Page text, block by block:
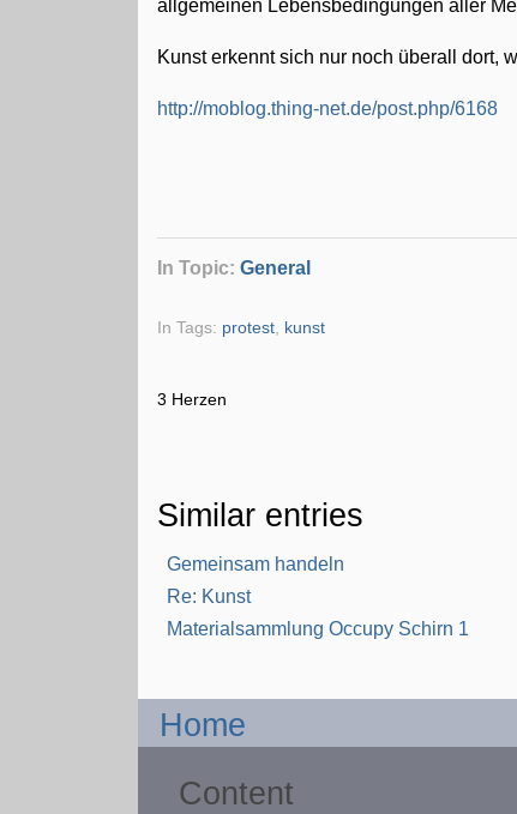
allgemeinen Lebensbedingungen aller
Kunst erkennt sich nur noch überall dort,
http://moblog.thing-net.de/post.php/6168
In Topic:General
In Tags: protest kunst
3 Herzen
Similar entries
Gemeinsam handeln
Re: Kunst
Materialsammlung Occupy Schirn 1
Home
Content